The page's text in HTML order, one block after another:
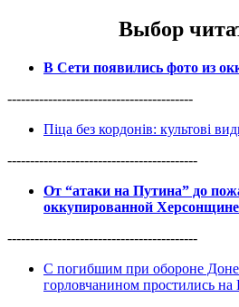
Выбор
В Сети появились фото из
-----------------------------------------
Піца без кордонів: культові
------------------------------------------
От “атаки на Путина” до
оккупированной Херсонщине
------------------------------------------
С погибшим при обороне
горловчанином простились